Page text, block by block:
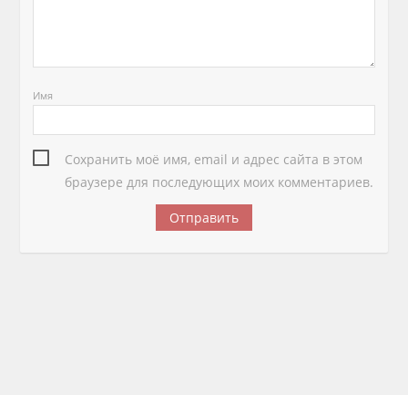
Имя
Сохранить моё имя, email и адрес сайта в этом
браузере для последующих моих комментариев.